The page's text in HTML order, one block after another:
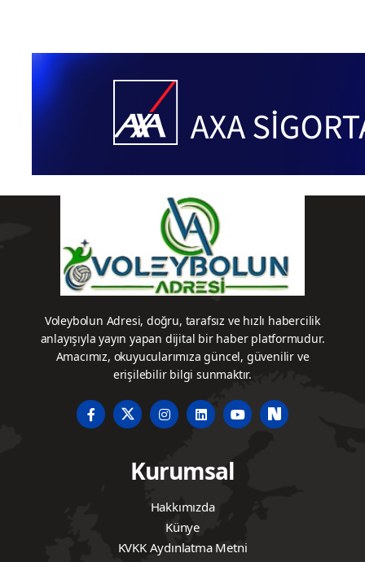
Voleybolun Adresi, doğru, tarafsız ve hızlı habercilik
anlayışıyla yayın yapan dijital bir haber platformudur.
Amacımız, okuyucularımıza güncel, güvenilir ve
erişilebilir bilgi sunmaktır.
Kurumsal
Hakkımızda
Künye
KVKK Aydınlatma Metni